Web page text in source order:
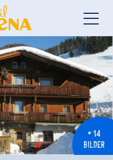
+ 14
BILDER